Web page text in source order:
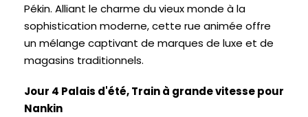
Pékin. Alliant le charme du vieux monde à la
sophistication moderne, cette rue animée offre
un mélange captivant de marques de luxe et de
magasins traditionnels.
Jour 4 Palais d'été, Train à grande vitesse pour
Nankin